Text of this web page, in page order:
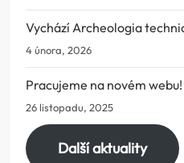
Vychází Archeologia
4 února, 2026
Pracujeme na novém webu!
26 listopadu, 2025
Další aktuality